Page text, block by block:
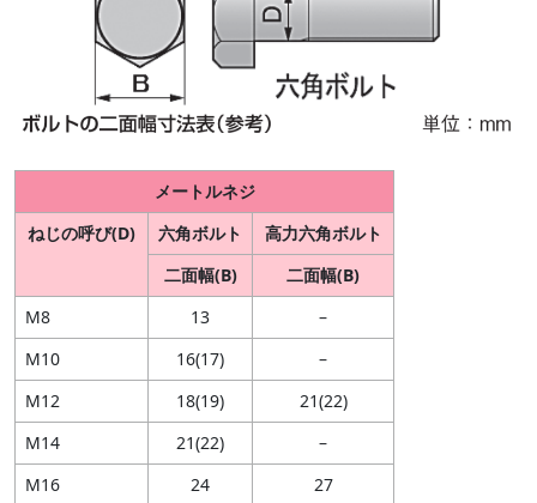
メートルネジ
ねじの呼び(D)
六角ボルト
高力六角ボルト
二面幅(B)
二面幅(B)
M8
13
–
M10
16(17)
–
M12
18(19)
21(22)
M14
21(22)
–
M16
24
27